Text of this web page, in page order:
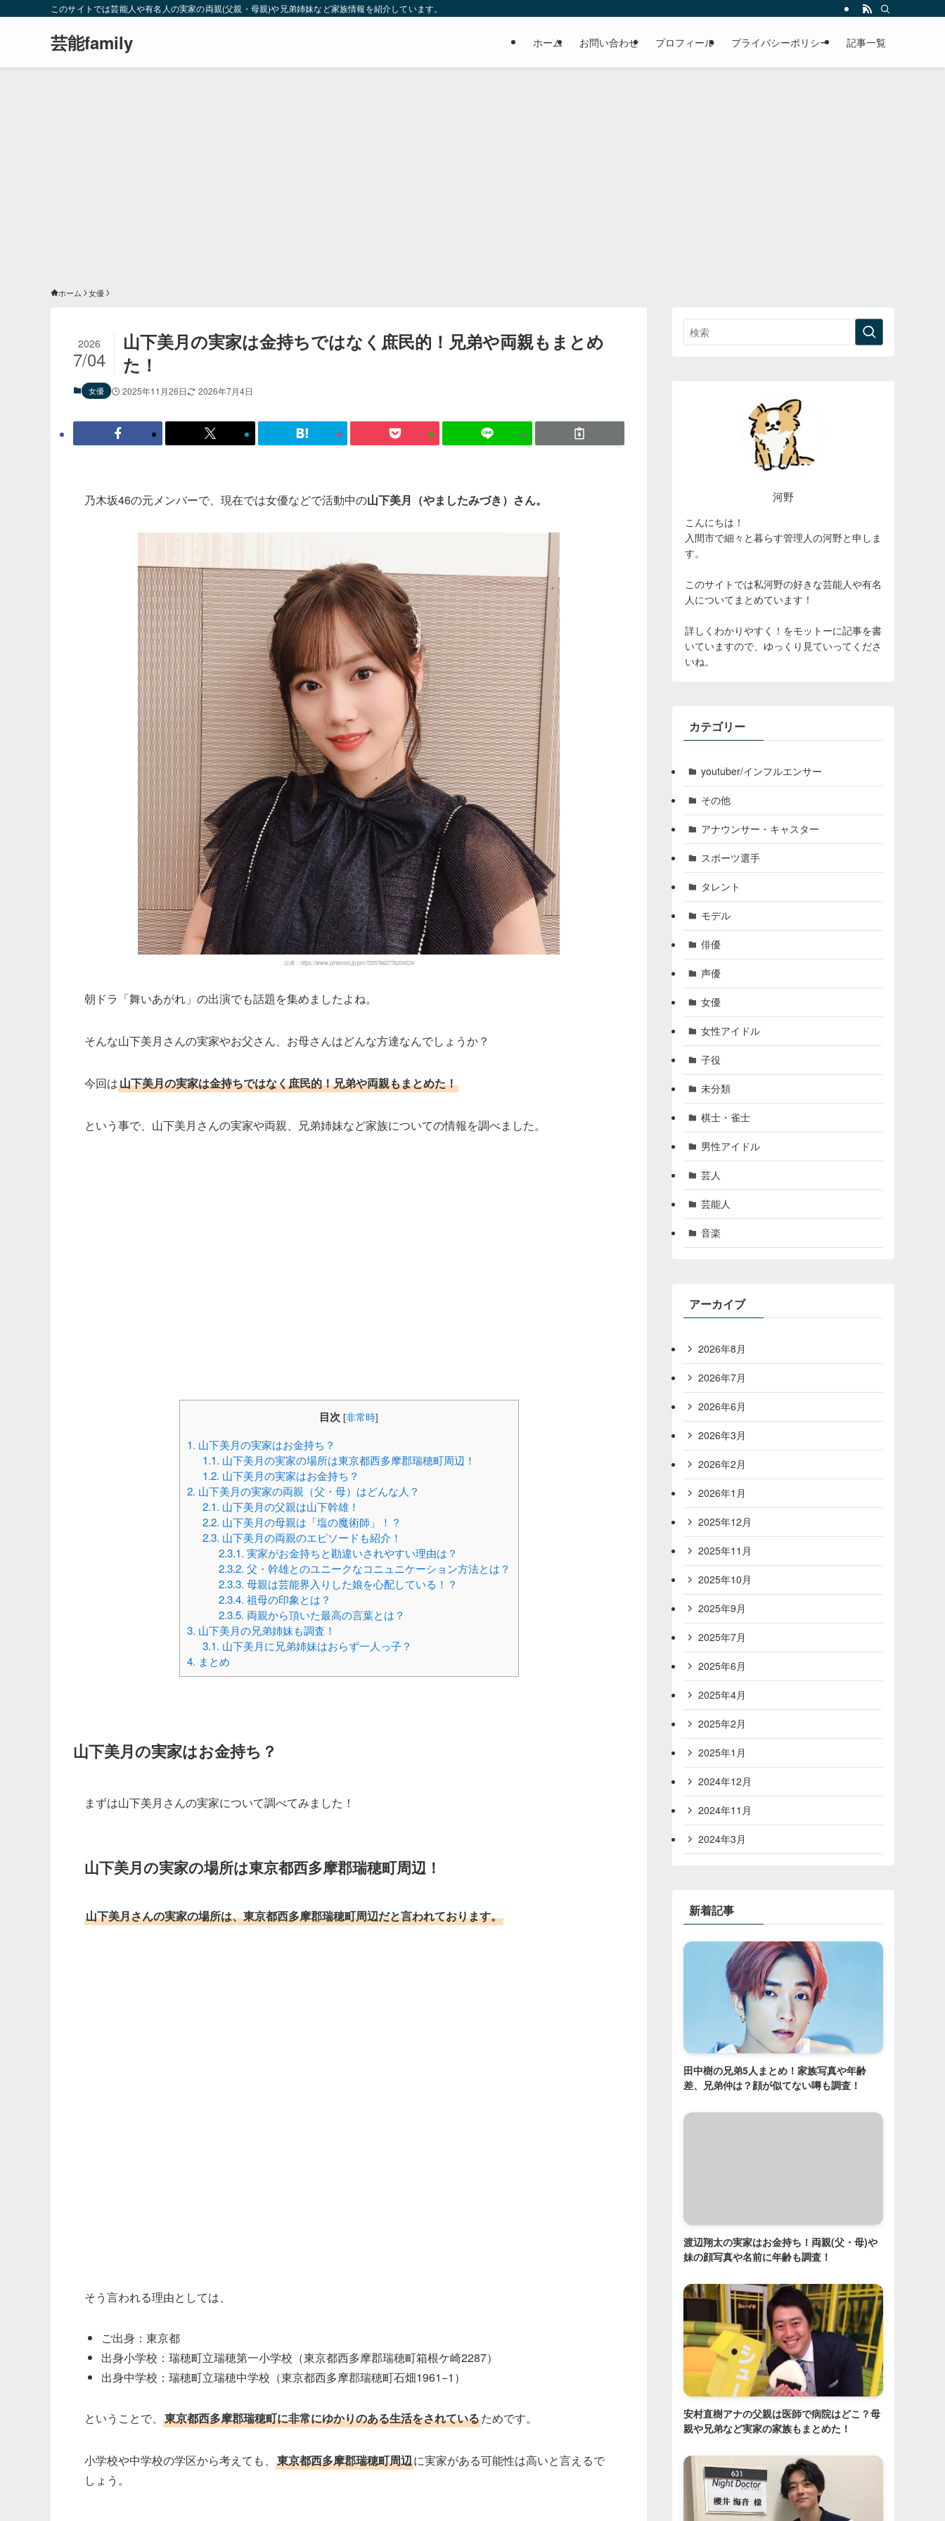
このサイトでは芸能人や有名人の実家の両親(父親・母親)や兄弟姉妹など家族情報を紹介しています。
芸能family ホーム お問い合わせ プロフィール プライバシーポリシー 記事一覧
ホーム 女優
山下美月の実家は金持ちではなく庶民的！兄弟や両親もまとめ
た！
2026
7/04
女優 2025年11月26日 2026年7月4日
乃木坂46の元メンバーで、現在では女優などで活動中の山下美月（やましたみづき）さん。
出典：https://www.pinterest.jp/pin/72057662776204524/
朝ドラ「舞いあがれ」の出演でも話題を集めましたよね。
そんな山下美月さんの実家やお父さん、お母さんはどんな方達なんでしょうか？
今回は山下美月の実家は金持ちではなく庶民的！兄弟や両親もまとめた！
という事で、山下美月さんの実家や両親、兄弟姉妹など家族についての情報を調べました。
目次 [非常時]
1. 山下美月の実家はお金持ち？
1.1. 山下美月の実家の場所は東京都西多摩郡瑞穂町周辺！
1.2. 山下美月の実家はお金持ち？
2. 山下美月の実家の両親（父・母）はどんな人？
2.1. 山下美月の父親は山下幹雄！
2.2. 山下美月の母親は「塩の魔術師」！？
2.3. 山下美月の両親のエピソードも紹介！
2.3.1. 実家がお金持ちと勘違いされやすい理由は？
2.3.2. 父・幹雄とのユニークなコニュニケーション方法とは？
2.3.3. 母親は芸能界入りした娘を心配している！？
2.3.4. 祖母の印象とは？
2.3.5. 両親から頂いた最高の言葉とは？
3. 山下美月の兄弟姉妹も調査！
3.1. 山下美月に兄弟姉妹はおらず一人っ子？
4. まとめ
山下美月の実家はお金持ち？
まずは山下美月さんの実家について調べてみました！
山下美月の実家の場所は東京都西多摩郡瑞穂町周辺！
山下美月さんの実家の場所は、東京都西多摩郡瑞穂町周辺だと言われております。
そう言われる理由としては、
ご出身：東京都
出身小学校：瑞穂町立瑞穂第一小学校（東京都西多摩郡瑞穂町箱根ケ崎2287）
出身中学校：瑞穂町立瑞穂中学校（東京都西多摩郡瑞穂町石畑1961−1）
ということで、 東京都西多摩郡瑞穂町に非常にゆかりのある生活をされているためです。
小学校や中学校の学区から考えても、 東京都西多摩郡瑞穂町周辺に実家がある可能性は高いと言えるで
しょう。
河野
こんにちは！
入間市で細々と暮らす管理人の河野と申しま
す。
このサイトでは私河野の好きな芸能人や有名
人についてまとめています！
詳しくわかりやすく！をモットーに記事を書
いていますので、ゆっくり見ていってくださ
いね。
カテゴリー
youtuber/インフルエンサー
その他
アナウンサー・キャスター
スポーツ選手
タレント
モデル
俳優
声優
女優
女性アイドル
子役
未分類
棋士・雀士
男性アイドル
芸人
芸能人
音楽
アーカイブ
2026年8月
2026年7月
2026年6月
2026年3月
2026年2月
2026年1月
2025年12月
2025年11月
2025年10月
2025年9月
2025年7月
2025年6月
2025年4月
2025年2月
2025年1月
2024年12月
2024年11月
2024年3月
新着記事
田中樹の兄弟5人まとめ！家族写真や年齢
差、兄弟仲は？顔が似てない噂も調査！
渡辺翔太の実家はお金持ち！両親(父・母)や
妹の顔写真や名前に年齢も調査！
安村直樹アナの父親は医師で病院はどこ？母
親や兄弟など実家の家族もまとめた！